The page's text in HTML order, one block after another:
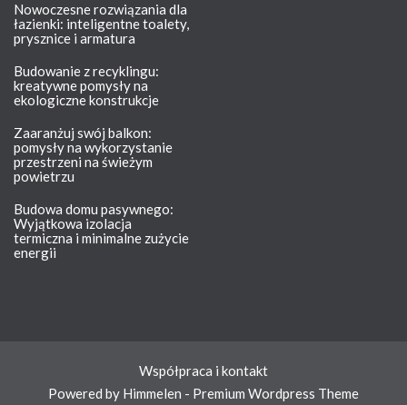
Nowoczesne rozwiązania dla
łazienki: inteligentne toalety,
prysznice i armatura
Budowanie z recyklingu:
kreatywne pomysły na
ekologiczne konstrukcje
Zaaranżuj swój balkon:
pomysły na wykorzystanie
przestrzeni na świeżym
powietrzu
Budowa domu pasywnego:
Wyjątkowa izolacja
termiczna i minimalne zużycie
energii
Współpraca i kontakt
Powered by Himmelen - Premium Wordpress Theme